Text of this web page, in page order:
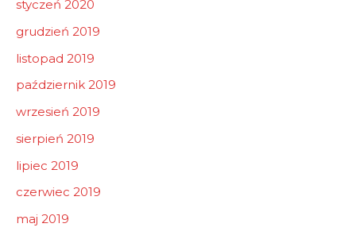
styczeń 2020
grudzień 2019
listopad 2019
październik 2019
wrzesień 2019
sierpień 2019
lipiec 2019
czerwiec 2019
maj 2019